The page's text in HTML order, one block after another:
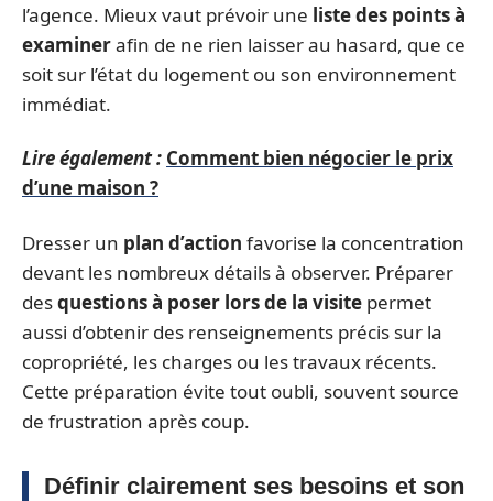
l’agence. Mieux vaut prévoir une liste des points à
examinerafin de ne rien laisser au hasard, que ce
soit sur l’état du logement ou son environnement
immédiat.
Lire également : Comment bien négocier le prix
d’une maison ?
Dresser un plan d’action favorise la concentration
devant les nombreux détails à observer. Préparer
desquestions à poser lors de la visite permet
aussi d’obtenir des renseignements précis sur la
copropriété, les charges ou les travaux récents.
Cette préparation évite tout oubli, souvent source
de frustration après coup.
Définir clairement ses besoins et son